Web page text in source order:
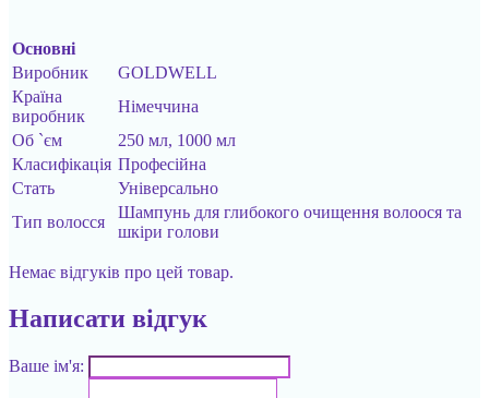
Основні
Виробник
GOLDWELL
Країна
виробник
Німеччина
Об `єм
250 мл, 1000 мл
Класифікація Професійна
Стать
Універсально
Тип волосся
Шампунь для глибокого очищення волоося та
шкіри голови
Немає відгуків про цей товар.
Написати відгук
Ваше ім'я: